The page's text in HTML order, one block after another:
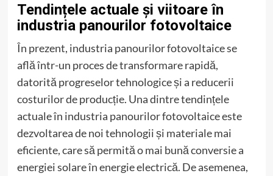
Tendințele actuale și viitoare în
industria panourilor fotovoltaice
În prezent, industria panourilor fotovoltaice se
află într-un proces de transformare rapidă,
datorită progreselor tehnologice și a reducerii
costurilor de producție. Una dintre tendințele
actuale în industria panourilor fotovoltaice este
dezvoltarea de noi tehnologii și materiale mai
eficiente, care să permită o mai bună conversie a
energiei solare în energie electrică. De asemenea,